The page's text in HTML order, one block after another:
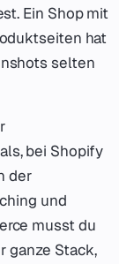
Ein Shop mit
hat
selten
bei Shopify
der
und
musst du
ganze Stack,